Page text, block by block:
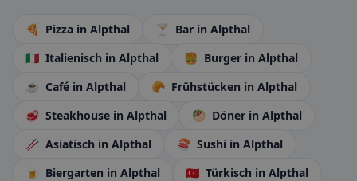
🍕 Pizza in Alpthal 🍸 Bar in Alpthal
🇮🇹 Italienisch in Alpthal 🍔 Burger in Alpthal
☕ Café in Alpthal 🥐 Frühstücken in Alpthal
🥩 Steakhouse in Alpthal 🥙 Döner in Alpthal
🥢 Asiatisch in Alpthal 🍣 Sushi in Alpthal
🍺 Biergarten in Alpthal 🇹🇷 Türkisch in Alpthal